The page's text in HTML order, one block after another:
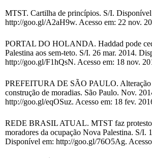
MTST. Cartilha de princípios. S/I. Disponível
http://goo.gl/A2aH9w. Acesso em: 22 nov.
PORTAL DO HOLANDA. Haddad pode
Palestina aos sem-teto. S/I. 26 mar. 2014.
http://goo.gl/F1hQsN. Acesso em: 18 nov.
PREFEITURA DE SÃO PAULO. Alteração
construção de moradias. São Paulo. Nov.
http://goo.gl/eqOSuz. Acesso em: 18 fev.
REDE BRASIL ATUAL. MTST faz protesto
moradores da ocupação Nova Palestina. S/I.
Disponível em: http://goo.gl/76O5Ag.